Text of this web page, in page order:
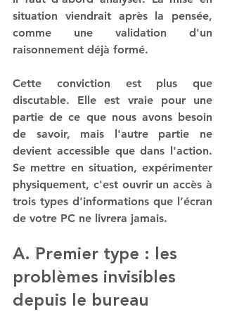
situation viendrait après la pensée,
comme une validation d'un
raisonnement déjà formé.
Cette conviction est plus que
discutable. Elle est vraie pour une
partie de ce que nous avons besoin
de savoir, mais l'autre partie ne
devient accessible que dans l'action.
Se mettre en situation, expérimenter
physiquement, c'est ouvrir un accès à
trois types d'informations que l’écran
de votre PC ne livrera jamais.
A. Premier type : les
problèmes invisibles
depuis le bureau